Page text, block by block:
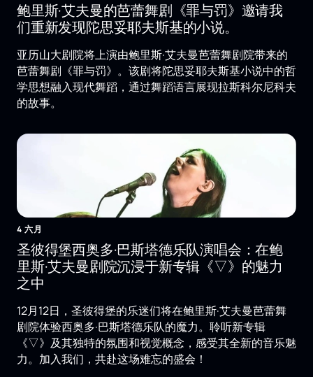
鲍里斯·艾夫曼的芭蕾舞剧《罪与罚》邀请我
们重新发现陀思妥耶夫斯基的小说。
亚历山大剧院将上演由鲍里斯·艾夫曼芭蕾舞剧院带来的
芭蕾舞剧《罪与罚》。该剧将陀思妥耶夫斯基小说中的哲
学思想融入现代舞蹈，通过舞蹈语言展现拉斯科尔尼科夫
的故事。
4 六月
圣彼得堡西奥多·巴斯塔德乐队演唱会：在鲍
里斯·艾夫曼剧院沉浸于新专辑《▽》的魅力
之中
12月12日，圣彼得堡的乐迷们将在鲍里斯·艾夫曼芭蕾舞
剧院体验西奥多·巴斯塔德乐队的魔力。聆听新专辑
《▽》及其独特的氛围和视觉概念，感受其全新的音乐魅
力。加入我们，共赴这场难忘的盛会！